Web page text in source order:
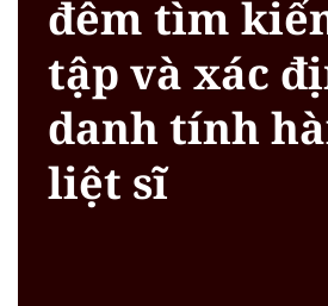
đêm tìm
tập và xác
danh tính
liệt sĩ